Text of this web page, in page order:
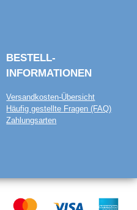
BESTELL­
INFORMATIONEN
Versandkosten-Übersicht
Häufig gestellte Fragen (FAQ)
Zahlungsarten